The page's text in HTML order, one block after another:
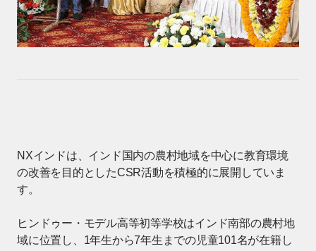
NXインドは、インド国内の農村地域を中心に教育環境
の改善を目的としたCSR活動を積極的に展開していま
す。
ヒンドゥー・モデル高等初等学校はインド南部の農村地
域に位置し、1年生から7年生までの児童101名が在籍し